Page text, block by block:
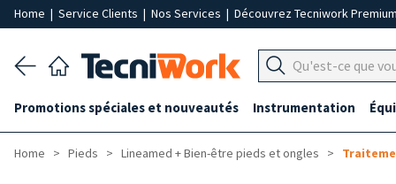
Home | Service Clients | Nos Services | Découvrez Tecniwork Premium
Promotions spéciales et nouveautés Instrumentation
Home Pieds Lineamed + Bien-être pieds et ongles